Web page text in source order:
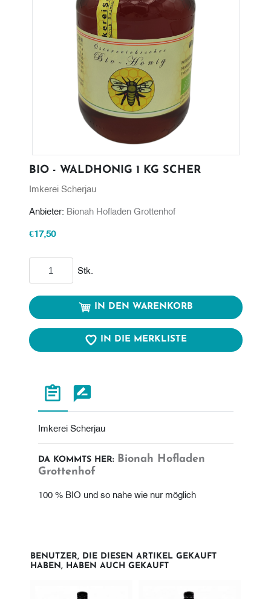
BIO - WALDHONIG 1 KG SCHER
Imkerei Scherjau
Anbieter: Bionah Hofladen Grottenhof
€17,50
Stk.
IN DEN WARENKORB
IN DIE MERKLISTE
Imkerei Scherjau
DA KOMMTS HER: Bionah Hofladen
Grottenhof
100 % BIO und so nahe wie nur möglich
BENUTZER, DIE DIESEN ARTIKEL GEKAUFT
HABEN, HABEN AUCH GEKAUFT